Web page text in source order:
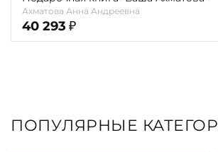
Ахматова Анна Андреевна
40 293 ₽
ПОПУЛЯРНЫЕ